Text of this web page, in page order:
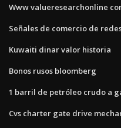
Www valueresearchonline
Señales de comercio de
Kuwaiti dinar valor historia
Bonos rusos bloomberg
1 barril de petróleo crudo a
Cvs charter gate drive